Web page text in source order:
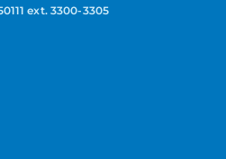
ext. 3300-3305